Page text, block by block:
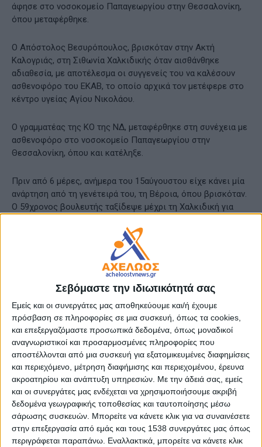
Σεβόμαστε την ιδιωτικότητά σας
Εμείς και οι συνεργάτες μας αποθηκεύουμε και/ή έχουμε
πρόσβαση σε πληροφορίες σε μια συσκευή, όπως τα cookies,
και επεξεργαζόμαστε προσωπικά δεδομένα, όπως μοναδικοί
αναγνωριστικοί και προσαρμοσμένες πληροφορίες που
αποστέλλονται από μια συσκευή για εξατομικευμένες διαφημίσεις
και περιεχόμενο, μέτρηση διαφήμισης και περιεχομένου, έρευνα
ακροατηρίου και ανάπτυξη υπηρεσιών. Με την άδειά σας, εμείς
και οι συνεργάτες μας ενδέχεται να χρησιμοποιήσουμε ακριβή
δεδομένα γεωγραφικής τοποθεσίας και ταυτοποίησης μέσω
σάρωσης συσκευών. Μπορείτε να κάνετε κλικ για να συναινέσετε
στην επεξεργασία από εμάς και τους 1538 συνεργάτες μας όπως
περιγράφεται παραπάνω. Εναλλακτικά, μπορείτε να κάνετε κλικ
άφησε στο νοσοκομείο Παπαγεωργίου στην Θεσσαλονίκη,
όπου μεταφέρθηκε.
Ο Απόστολος Βεσυρόπουλος, βρισκόταν στην Ακτή
Καλογριάς, στη Σιθωνία Χαλκιδικής όταν αισθάνθηκε
αδιαθεσία, με αποτέλεσμα οι συγγενείς του να καλέσουν
ασθενοφόρο του ΕΚΑΒ, το οποίο αρχικά τον μετέφερε στο
κέντρο υγείας Αγίου Νικολάου.
Ο γραμματέας της ΚΟ της ΝΔ, μεταφέρθηκε στη συνέχεια με
ασθενοφόρο στο νοσοκομείο Παπαγεωργίου στην
Θεσσαλονίκη, όπου και κατέληξε.
Πριν από 6 μέρες, ανήμερα του 15αύγουστου είχε κάνει μία
ανάρτηση από τη γενέτειρά του, τη Βέροια, όπου βρισκόταν.
Ο 59χρονος βουλευτής ταξίδεψε μέχρι τη Χαλκιδική για
περίμενε αυτή την τραγική κατάληξη.